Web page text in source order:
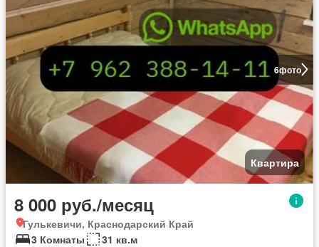
6фото
Квартира
8 000 руб./месяц
Гулькевичи, Краснодарский Край
3 Комнаты
31 кв.м